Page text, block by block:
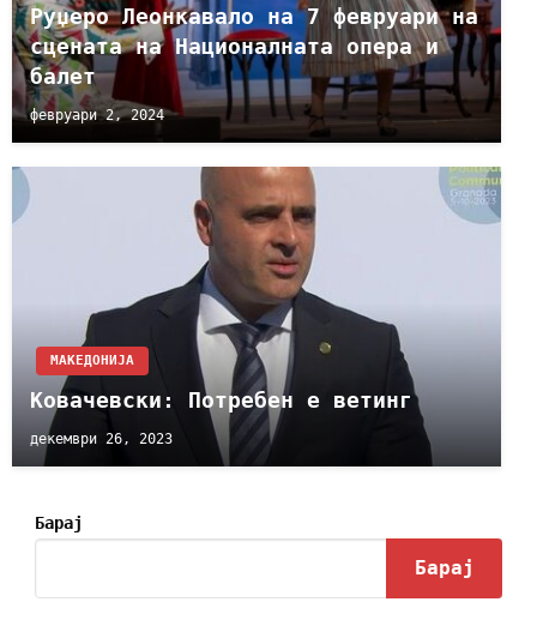
Руџеро Леонкавало на 7 февруари на
сцената на Националната опера и
балет
февруари 2, 2024
МАКЕДОНИЈА
Ковачевски: Потребен е ветинг
декември 26, 2023
Барај
Барај